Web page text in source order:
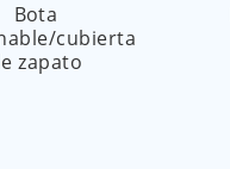
Bota
cubierta
zapato